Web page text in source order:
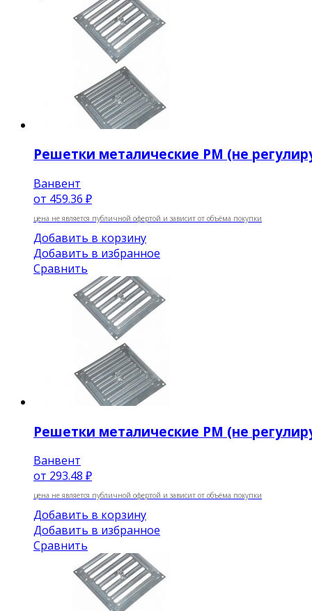
Решетки металические РМ (не
Ванвент
от 459.36 ₽
цена не является публичной офертой и зависит от объёма покупки
Добавить в корзину
Добавить в избранное
Сравнить
Решетки металические РМ (не
Ванвент
от 293.48 ₽
цена не является публичной офертой и зависит от объёма покупки
Добавить в корзину
Добавить в избранное
Сравнить